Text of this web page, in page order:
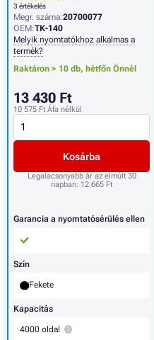
3 értékelés
Megr. száma:20700077
OEM:TK-140
Melyik nyomtatókhoz alkalmas a
termék?
Raktáron > 10 db, hétfőn Önnél
13 430 Ft
10 575 Ft Áfa nélkül
Kosárba
Legalacsonyabb ár az elmúlt 30
napban: 12 665 Ft
Garancia a nyomtatósérülés ellen
Szín
Fekete
Kapacitás
4000 oldal